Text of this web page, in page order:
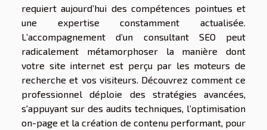
requiert aujourd’hui des compétences pointues et
une expertise constamment actualisée.
L’accompagnement d’un consultant SEO peut
radicalement métamorphoser la manière dont
votre site internet est perçu par les moteurs de
recherche et vos visiteurs. Découvrez comment ce
professionnel déploie des stratégies avancées,
s'appuyant sur des audits techniques, l’optimisation
on-page et la création de contenu performant, pour